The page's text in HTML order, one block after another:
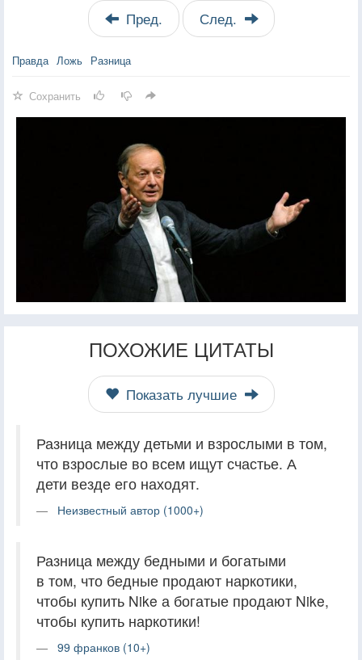
Пред. След.
Правда Ложь Разница
Сохранить
ПОХОЖИЕ ЦИТАТЫ
Показать лучшие
Разница между детьми и взрослыми в том,
что взрослые во всем ищут счастье. А
дети везде его находят.
Неизвестный автор (1000+)
Разница между бедными и богатыми
в том, что бедные продают наркотики,
чтобы купить Nike а богатые продают Nike,
чтобы купить наркотики!
99 франков (10+)